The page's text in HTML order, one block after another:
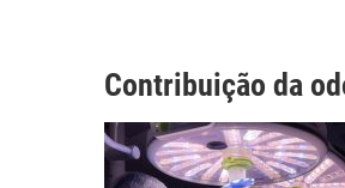
Contribuição da